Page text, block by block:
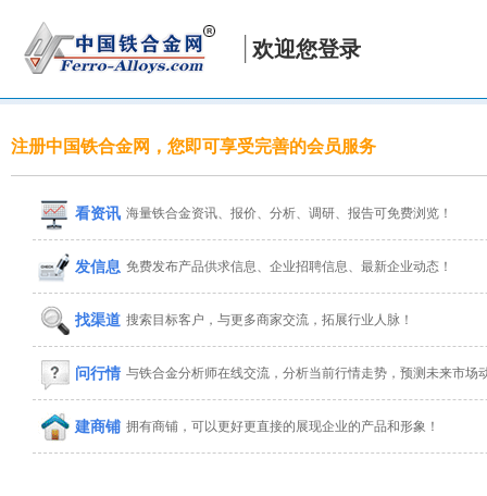
欢迎您登录
注册中国铁合金网，您即可享受完善的会员服务
看资讯 海量铁合金资讯、报价、分析、调研、报告可免费浏览！
发信息 免费发布产品供求信息、企业招聘信息、最新企业动态！
找渠道 搜索目标客户，与更多商家交流，拓展行业人脉！
问行情 与铁合金分析师在线交流，分析当前行情走势，预测未来市场
建商铺 拥有商铺，可以更好更直接的展现企业的产品和形象！